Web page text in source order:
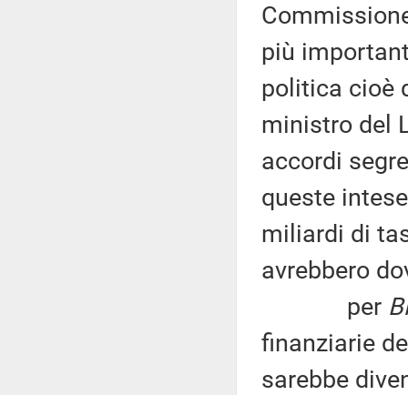
più
politica cioè
ministro del
accordi
queste
miliardi di
avrebbero
per
finanziarie
sarebbe